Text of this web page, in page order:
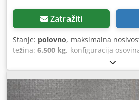
Zatražiti
Stanje: polovno, maksimalna
težina: 6.500 kg, konfiguracija
, dužina
širina utovarnog prostora:1.990 mm
mm, ukupna visina:2.850 mm,
prethodnu prodaju je zadržano!